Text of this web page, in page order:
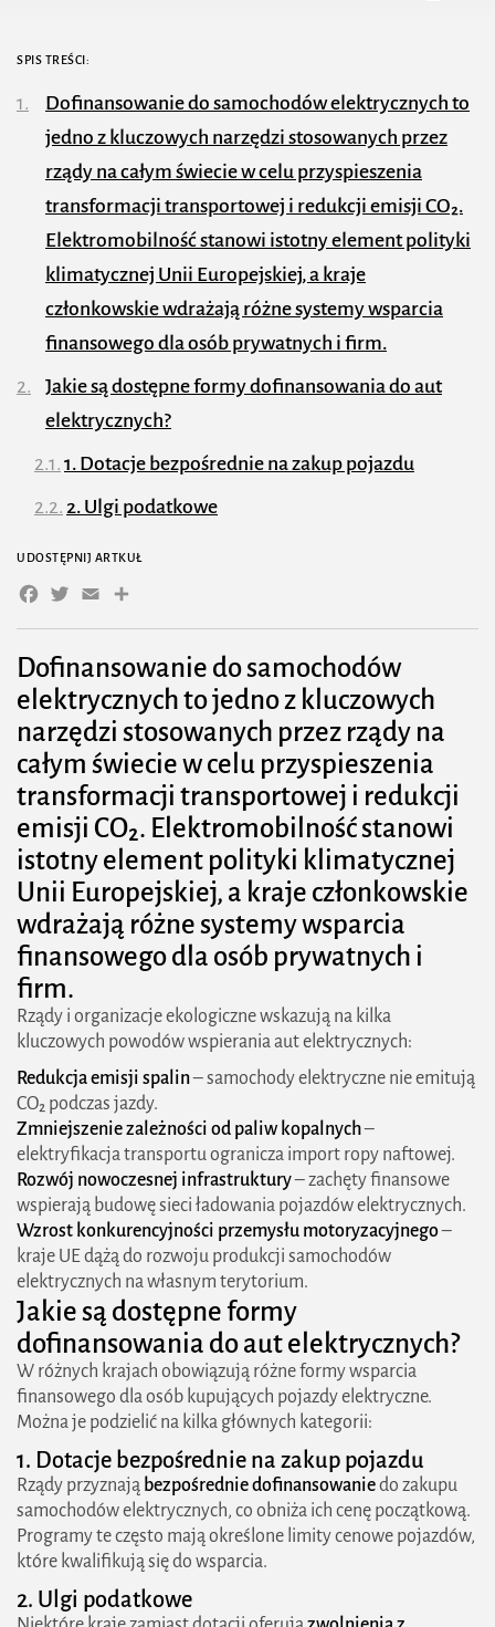
Dofinansowanie do samochodów
elektrycznych to jedno z kluczowych
narzędzi stosowanych przez rządy na
całym świecie w celu przyspieszenia
transformacji transportowej i redukcji
emisji CO₂. Elektromobilnośćstanowi
istotny element polityki klimatycznej
Unii Europejskiej, a kraje członkowskie
wdrażają różne systemy wsparcia
finansowego dla osób prywatnych i
firm.
Rządy i organizacje ekologiczne wskazują na kilka
kluczowych powodów wspierania aut elektrycznych:
Redukcja emisji spalin– samochody elektryczne nie emitują
CO₂ podczas jazdy.
Zmniejszenie zależności od paliw kopalnych–
elektryfikacja transportu ogranicza import ropy naftowej.
Rozwój nowoczesnej infrastruktury– zachęty finansowe
wspierają budowę sieci ładowania pojazdów elektrycznych.
Wzrost konkurencyjności przemysłu motoryzacyjnego–
kraje UE dążą do rozwoju produkcji samochodów
elektrycznych na własnym terytorium.
Jakie są dostępne formy
dofinansowania do aut elektrycznych?
W różnych krajach obowiązują różne formy wsparcia
finansowego dla osób kupujących pojazdy elektryczne.
Można je podzielić na kilka głównych kategorii:
1. Dotacje bezpośrednie na zakup pojazdu
Rządy przyznają bezpośrednie dofinansowaniedo zakupu
samochodów elektrycznych, co obniża ich cenę początkową.
Programy te często mają określone limity cenowe pojazdów,
które kwalifikują się do wsparcia.
2. Ulgi podatkowe
SPIS TREŚCI:
Dofinansowanie do samochodów elektrycznych to
jedno z kluczowych narzędzi stosowanych przez
rządy na całym świecie w celu przyspieszenia
transformacji transportowej i redukcji emisji CO₂.
Elektromobilność stanowi istotny element polityki
klimatycznej Unii Europejskiej, a kraje
członkowskie wdrażają różne systemy wsparcia
finansowego dla osób prywatnych i firm.
Jakie są dostępne formy dofinansowania do aut
elektrycznych?
1. Dotacje bezpośrednie na zakup pojazdu
2. Ulgi podatkowe
3. Dopłaty do leasingu i wynajmu
długoterminowego
4. Programy wsparcia dla infrastruktury
ładowania
Dofinansowanie do aut elektrycznych w Polsce
Warunki programu "Mój Elektryk"
Dofinansowanie do aut elektrycznych w krajach
europejskich
Przyszłość dofinansowania aut elektrycznych
Czy warto skorzystać z dofinansowania do aut
elektrycznych?
UDOSTĘPNIJ ARTKUŁ
Facebook
Twitter
EmailShare